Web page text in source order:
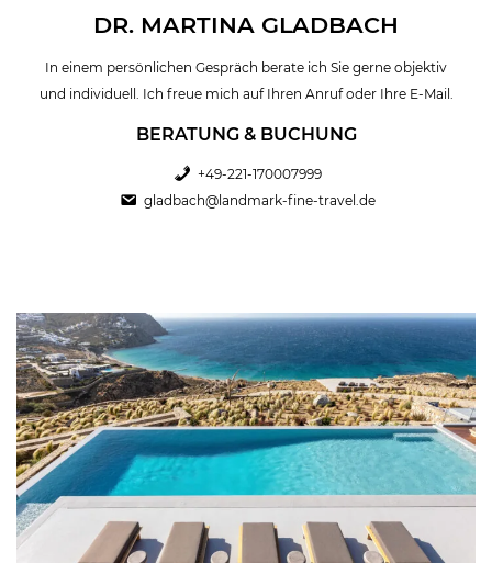
DR. MARTINA GLADBACH
In einem persönlichen Gespräch berate ich Sie gerne objektiv
und individuell. Ich freue mich auf Ihren Anruf oder Ihre E-Mail.
BERATUNG & BUCHUNG
+49-221-170007999
gladbach@landmark-fine-travel.de